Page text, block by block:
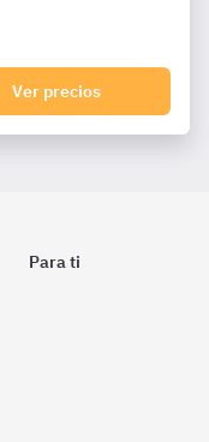
Ver precios
Para ti